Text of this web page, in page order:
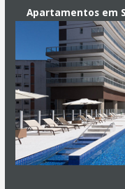
Apartamentos em